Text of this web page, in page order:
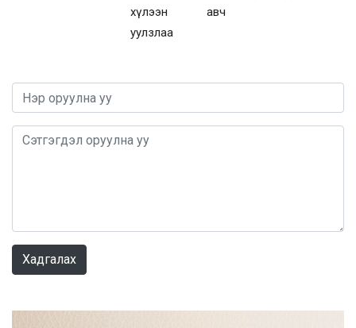
хүлээн авч
уулзлаа
Хадгалах